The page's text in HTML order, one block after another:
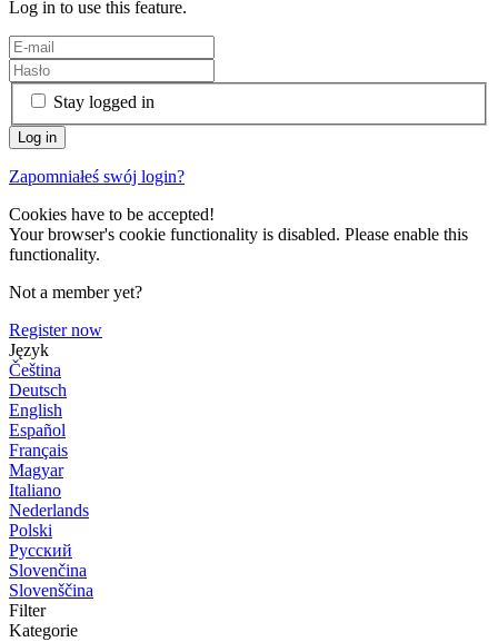
Log in to use this feature.
Stay logged in
Zapomniałeś swój login?
Cookies have to be accepted!
Your browser's cookie functionality is disabled. Please enable this
functionality.
Not a member yet?
Register now
Język
Čeština
Deutsch
English
Español
Français
Magyar
Italiano
Nederlands
Polski
Русский
Slovenčina
Slovenščina
Filter
Kategorie